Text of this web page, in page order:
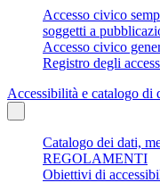
Accesso civico
soggetti a
Accesso civico
Registro degli
Accessibilità e catalogo di
Catalogo dei dati,
REGOLAMENTI
Obiettivi di